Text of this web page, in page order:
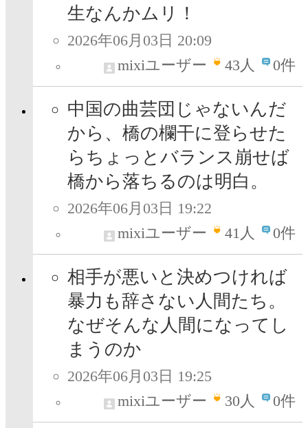
生なんかムリ！
2026年06月03日 20:09
mixiユーザー
43人 0件
中国の曲芸団じゃないんだ
から、橋の欄干に登らせた
らちょっとバランス崩せば
橋から落ちるのは明白。
2026年06月03日 19:22
mixiユーザー
41人 0件
相手が悪いと決めつければ
暴力も辞さない人間たち。
なぜそんな人間になってし
まうのか
2026年06月03日 19:25
mixiユーザー
30人 0件